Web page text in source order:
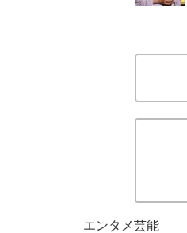
エンタメ芸能